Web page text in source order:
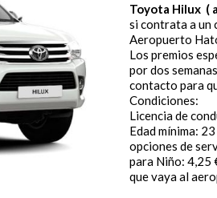
Toyota Hilux (
si contrata a un
Aeropuerto
Los premios
por dos
contacto para
Condiciones:
Licencia de
Edad mínima:
opciones de
para Niño: 4,25
que vaya al